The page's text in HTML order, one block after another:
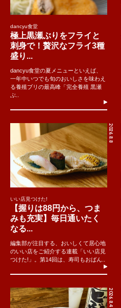
dancyu食堂
極上黒瀬ぶりをフライと
刺身で！贅沢なフライ3種
盛り...
dancyu食堂の夏メニューといえば、
一年中いつでも旬のおいしさを味わえ
る養殖ブリの最高峰「完全養殖 黒瀬
ぶ..
2026.8.8
いい店見つけた!
【握りは88円から、つま
みも充実】毎日通いたく
なる...
編集部が注目する、おいしくて居心地
のいい店をご紹介する連載「いい店見
つけた!」。第14回は、寿司もおばん..
2026.8.4